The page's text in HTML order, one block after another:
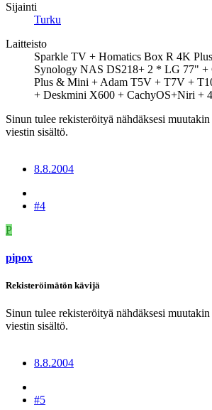
Sijainti
Turku
Laitteisto
Sparkle TV + Homatics Box R 4K
Synology NAS DS218+ 2 * LG 77" +
Plus & Mini + Adam T5V + T7V +
+ Deskmini X600 + CachyOS+Niri +
Sinun tulee rekisteröityä nähdäksesi
viestin sisältö.
8.8.2004
#4
P
pipox
Rekisteröimätön kävijä
Sinun tulee rekisteröityä nähdäksesi
viestin sisältö.
8.8.2004
#5